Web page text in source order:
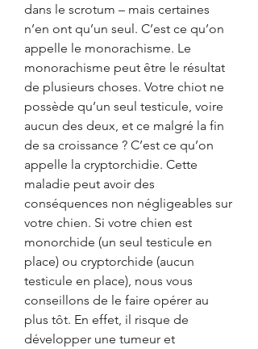
dans le scrotum – mais certaines
n’en ont qu’un seul. C’est ce qu’on
appelle le monorachisme. Le
monorachisme peut être le résultat
de plusieurs choses. Votre chiot ne
possède qu’un seul testicule, voire
aucun des deux, et ce malgré la fin
de sa croissance ? C’est ce qu’on
appelle la cryptorchidie. Cette
maladie peut avoir des
conséquences non négligeables sur
votre chien. Si votre chien est
monorchide (un seul testicule en
place) ou cryptorchide (aucun
testicule en place), nous vous
conseillons de le faire opérer au
plus tôt. En effet, il risque de
développer une tumeur et